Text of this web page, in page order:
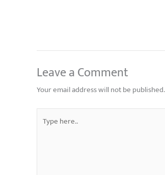
Leave a Comment
Your email address will not be published.
here..